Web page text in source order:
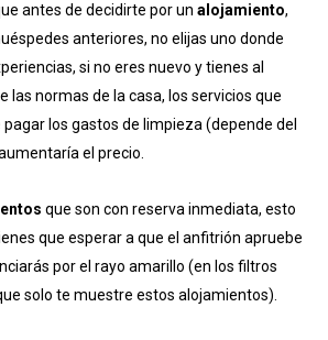
antes de decidirte por un alojamiento,
anteriores, no elijas uno donde
si no eres nuevo y tienes al
las normas de la casa, los servicios que
los gastos de limpieza (depende del
el precio.
que son con reserva inmediata, esto
que esperar a que el anfitrión apruebe
por el rayo amarillo (en los filtros
solo te muestre estos alojamientos).